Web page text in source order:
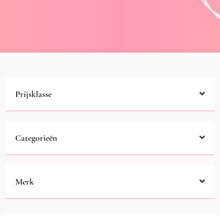
Prijsklasse
Categorieën
Merk